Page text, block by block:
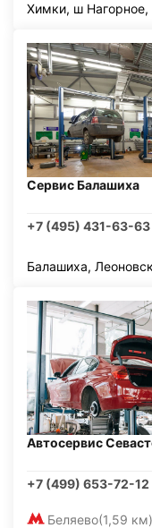
Химки, ш Нагорное,
Сервис Балашиха
+7 (495) 431-63-63
Балашиха,
Автосервис
+7 (499) 653-72-12
Беляево(1,59 км)